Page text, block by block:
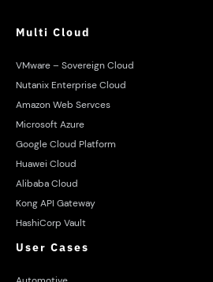
Multi Cloud
VMware – Sovereign Cloud
Nutanix Enterprise Cloud
Amazon Web Servces
Microsoft Azure
Google Cloud Platform
Huawei Cloud
Alibaba Cloud
Kong API Gateway
HashiCorp Vault
User Cases